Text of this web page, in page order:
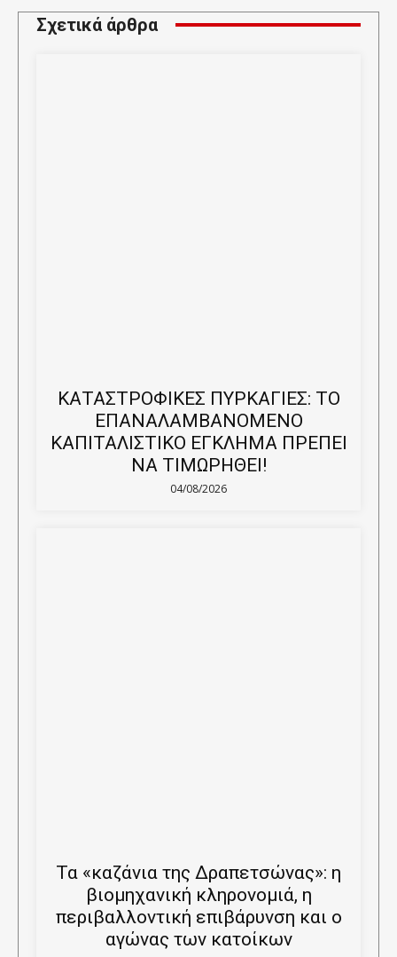
Σχετικά άρθρα
ΚΑΤΑΣΤΡΟΦΙΚΕΣ ΠΥΡΚΑΓΙΕΣ: ΤΟ
ΕΠΑΝΑΛΑΜΒΑΝΟΜΕΝΟ
ΚΑΠΙΤΑΛΙΣΤΙΚΟ ΕΓΚΛΗΜΑ ΠΡΕΠΕΙ
ΝΑ ΤΙΜΩΡΗΘΕΙ!
04/08/2026
Τα «καζάνια της Δραπετσώνας»: η
βιομηχανική κληρονομιά, η
περιβαλλοντική επιβάρυνση και ο
αγώνας των κατοίκων